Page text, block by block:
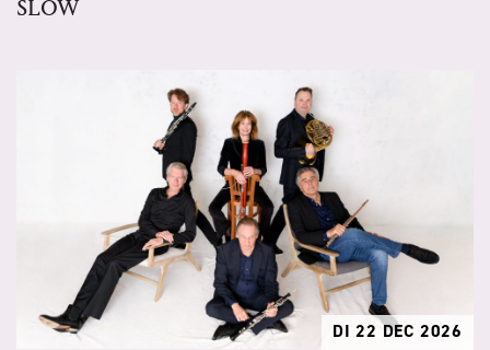
SLOW
DI 22 DEC 2026